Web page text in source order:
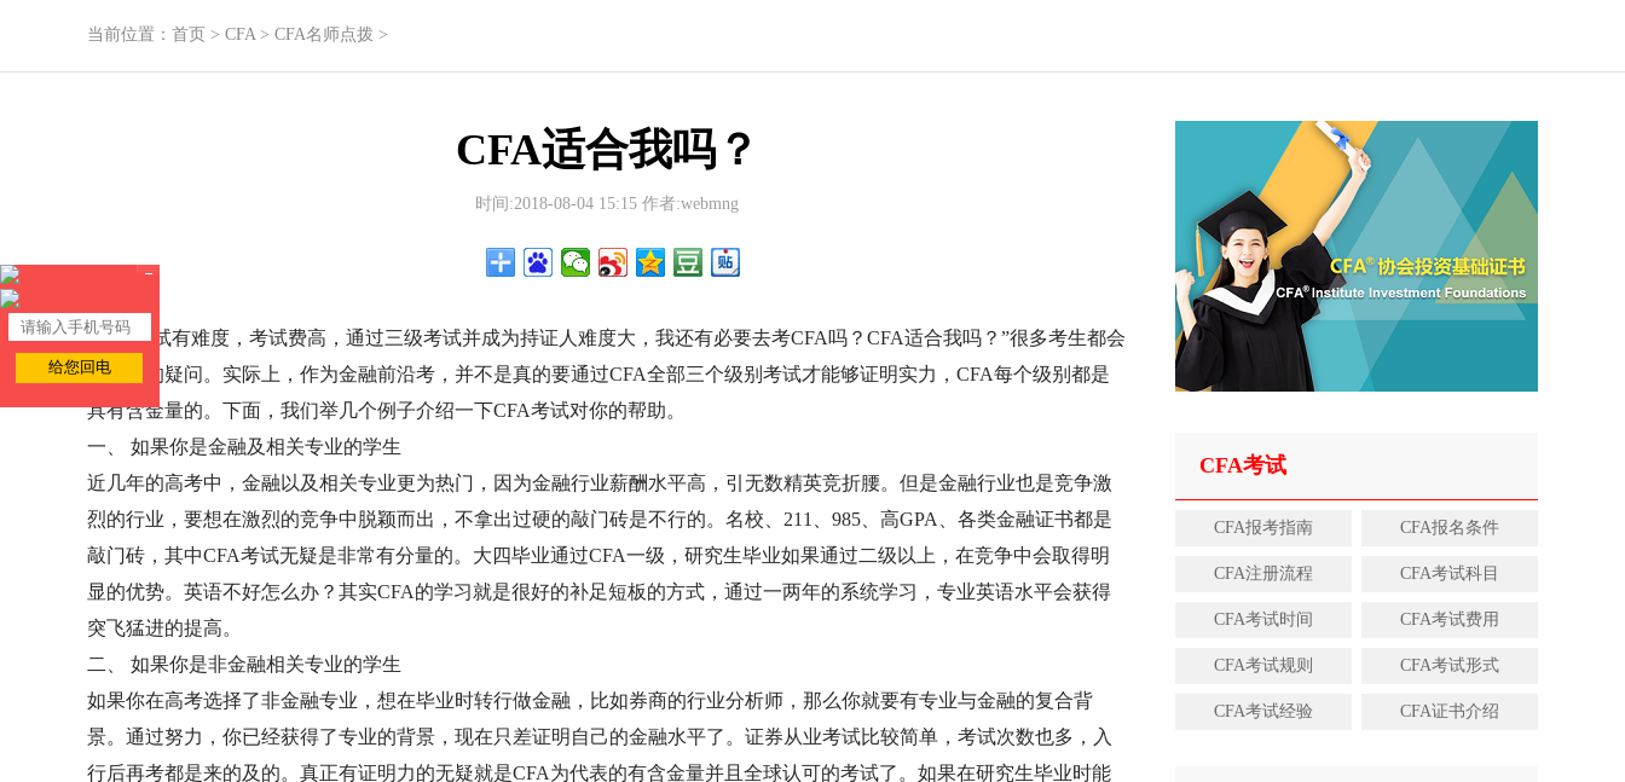
当前位置： 首页 > CFA> CFA名师点拨 >
CFA适合我吗？
时间:2018-08-04 15:15 作者:webmng
“CFA考试有难度，考试费高，通过三级考试并成为持证人难度大，我还有必要去考CFA吗？CFA适合我吗？”很多考生都会
有这样的疑问。实际上，作为金融前沿考，并不是真的要通过CFA全部三个级别考试才能够证明实力，CFA每个级别都是
具有含金量的。下面，我们举几个例子介绍一下CFA考试对你的帮助。
一、 如果你是金融及相关专业的学生
近几年的高考中，金融以及相关专业更为热门，因为金融行业薪酬水平高，引无数精英竞折腰。但是金融行业也是竞争激
烈的行业，要想在激烈的竞争中脱颖而出，不拿出过硬的敲门砖是不行的。名校、211、985、高GPA、各类金融证书都是
敲门砖，其中CFA考试无疑是非常有分量的。大四毕业通过CFA一级，研究生毕业如果通过二级以上，在竞争中会取得明
显的优势。英语不好怎么办？其实CFA的学习就是很好的补足短板的方式，通过一两年的系统学习，专业英语水平会获得
突飞猛进的提高。
二、 如果你是非金融相关专业的学生
如果你在高考选择了非金融专业，想在毕业时转行做金融，比如券商的行业分析师，那么你就要有专业与金融的复合背
景。通过努力，你已经获得了专业的背景，现在只差证明自己的金融水平了。证券从业考试比较简单，考试次数也多，入
行后再考都是来的及的。真正有证明力的无疑就是CFA为代表的有含金量并且全球认可的考试了。如果在研究生毕业时能
CFA考试
CFA报考指南 CFA报名条件
CFA注册流程 CFA考试科目
CFA考试时间 CFA考试费用
CFA考试规则 CFA考试形式
CFA考试经验 CFA证书介绍